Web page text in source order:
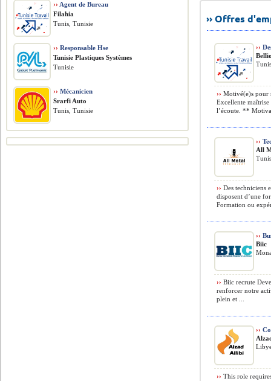
›› Offres
››
›› Motivé(e)s pour
Excellente
l’écoute. **
››
All
›› Des techniciens
disposent d’une
Formation ou
››
Biic
›› Biic recrute
renforcer notre
plein et ...
››
›› This role
›› Agent de Bureau
Filahia
Tunis, Tunisie
›› Responsable Hse
Tunisie Plastiques Systèmes
Tunisie
›› Mécanicien
Srarfi Auto
Tunis, Tunisie